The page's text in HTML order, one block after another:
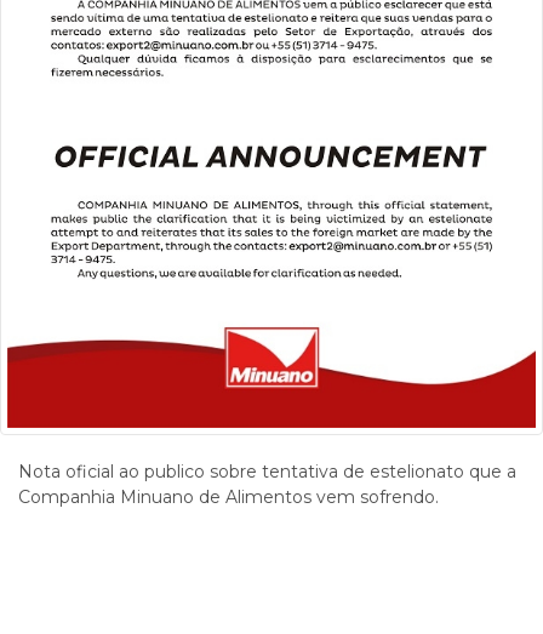
Nota oficial ao publico sobre tentativa de estelionato que a
Companhia Minuano de Alimentos vem sofrendo.